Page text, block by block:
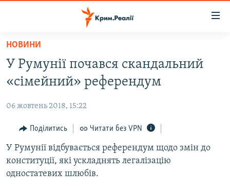
Перейти
основного
матеріалу
до
навігації
Перейти
до
пошуку
ВОДА.КРИМ
ПОЛІТИКА
БЛОГИ
ПОГЛЯД
ІНТЕРВ'Ю
НОВИНИ
У Румунії почався скандальний
«сімейний» референдум
06 жовтень 2018, 15:22
Поділитись Читати без VPN
У Румунії відбувається референдум щодо змін до
конституції, які ускладнять легалізацію
одностатевих шлюбів.